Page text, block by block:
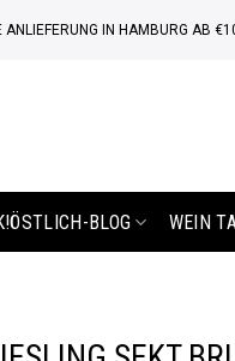
ANLIEFERUNG IN HAMBURG AB
BLOG WEIN